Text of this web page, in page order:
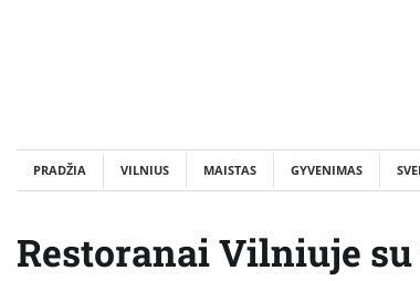
PRADŽIA VILNIUS MAISTAS GYVENIMAS
Restoranai Vilniuje